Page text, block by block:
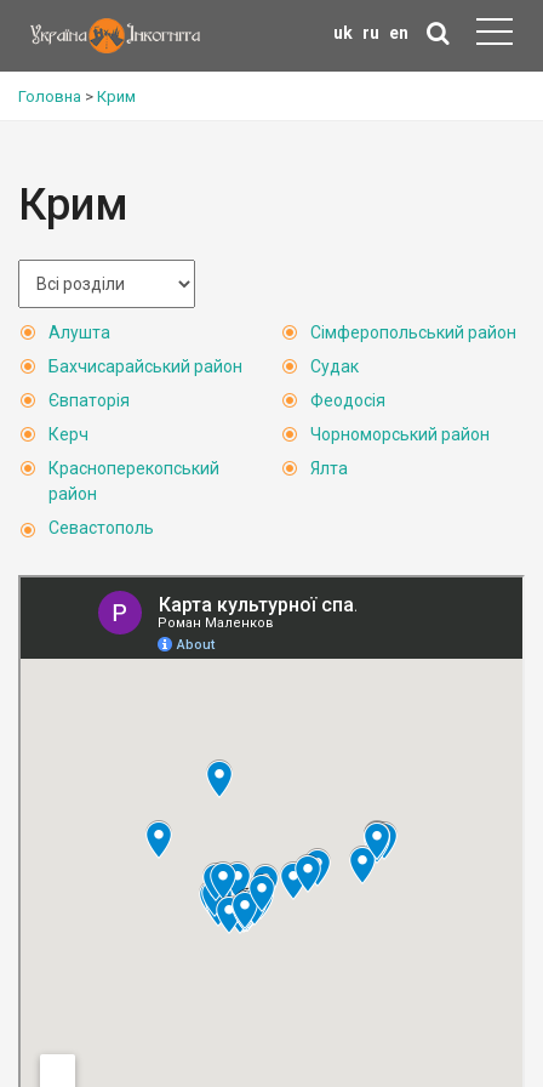
uk ru en
Головна > Крим
Крим
Алушта
Бахчисарайський район
Євпаторія
Керч
Красноперекопський
район
Севастополь
Сімферопольський район
Судак
Феодосія
Чорноморський район
Ялта